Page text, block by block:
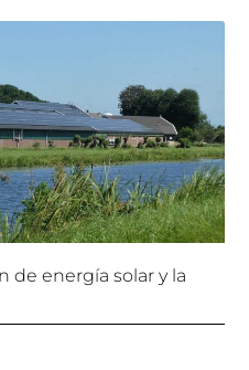
de energía solar y la